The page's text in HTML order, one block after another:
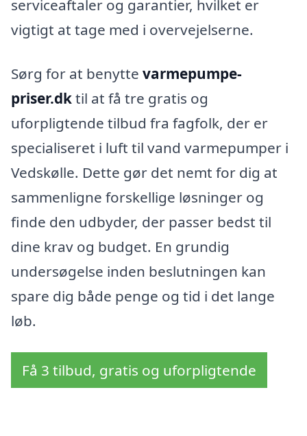
serviceaftaler og garantier, hvilket er
vigtigt at tage med i overvejelserne.
Sørg for at benytte varmepumpe-
priser.dktil at få tre gratis og
uforpligtende tilbud fra fagfolk, der er
specialiseret i luft til vand varmepumper i
Vedskølle. Dette gør det nemt for dig at
sammenligne forskellige løsninger og
finde den udbyder, der passer bedst til
dine krav og budget. En grundig
undersøgelse inden beslutningen kan
spare dig både penge og tid i det lange
løb.
Få 3 tilbud, gratis og uforpligtende